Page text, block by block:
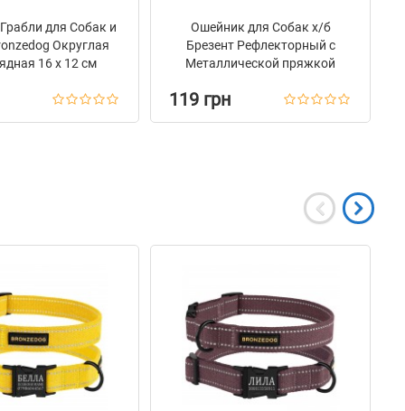
для Собак и
Округлая
16 х 12 см
Ошейник для Собак х/б
Брезент Рефлекторный c
Металлической пряжкой
Васильковый
119 грн